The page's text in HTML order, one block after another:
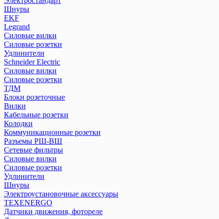
Реле контроля фаз/напряжения
Реле промежуточные РЭК и разъемы РРМ
Реле температуры серии РТ
Розетки и звонки на DIN-рейку
Рубильники модульные РМ
Рубильники модульные РМВ
Рубильники РКН
Рубильники РПБ
Рубильники РПС
Устройства автоматического ввода резерва АВР
Устройства защитного отклющения розеточные
ПЕРЕЙТИ В РАЗДЕЛ
Шнуры
EKF
Legrand
Силовые вилки
Силовые розетки
Удлинители
Schneider Electric
Силовые вилки
Силовые розетки
ТДМ
Блоки розеточные
Вилки
Кабельные розетки
Колодки
Коммуникационные розетки
Разъемы РШ-ВШ
Сетевые фильтры
Силовые вилки
Силовые розетки
Удлинители
Шнуры
Электроустановочные аксессуары
TEXENERGO
Датчики движения, фотореле